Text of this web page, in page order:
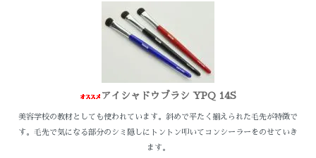
アイシャドウブラシ YPQ 14S
美容学校の教材としても使われています。斜めで平たく揃えられた毛先が特徴で
す。毛先で気になる部分のシミ隠しにトントン叩いてコンシーラーをのせていき
ます。